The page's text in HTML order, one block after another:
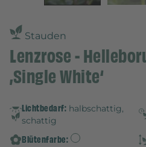
Stauden
Lenzrose -
‚Single White‘
Lichtbedarf: halbschattig,
schattig
Blütenfarbe: